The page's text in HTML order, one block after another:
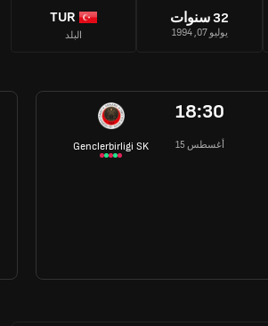
32 سنوات
يوليو 07, 1994
TUR
البلد
Genclerbirligi SK
18:30
15 أغسطس